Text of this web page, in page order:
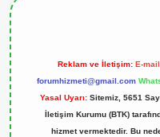
Reklam ve İletişim: E-
forumhizmeti@gmail.com
Yasal Uyarı: Sitemiz, 5651
İletişim Kurumu (BTK)
hizmet vermektedir. Bu